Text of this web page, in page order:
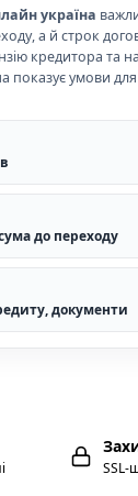
україна
а й строк
кредитора та
показує умови
до переходу
документи
SSL-